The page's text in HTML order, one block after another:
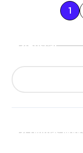
P
a
a
c
ó
1
Buscar
¡Ultimas